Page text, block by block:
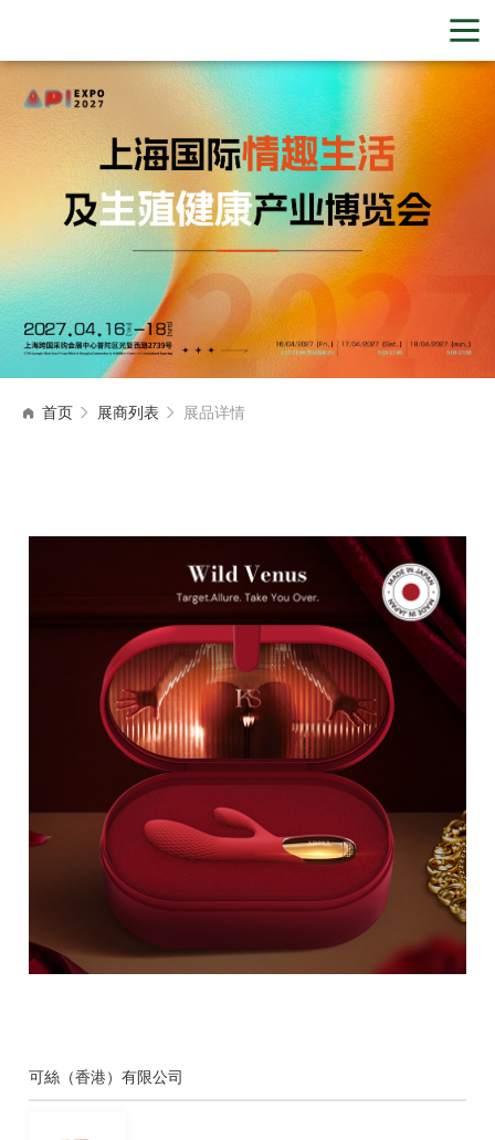
首页 展商列表 展品详情
可絲（香港）有限公司